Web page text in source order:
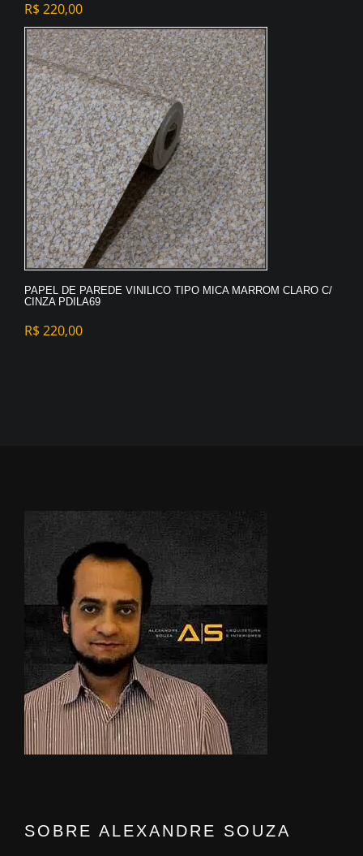
R$ 220,00
PAPEL DE PAREDE VINILICO TIPO MICA MARROM CLARO C/
CINZA PDILA69
R$ 220,00
SOBRE ALEXANDRE SOUZA